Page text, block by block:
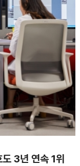
3년 연속 1위